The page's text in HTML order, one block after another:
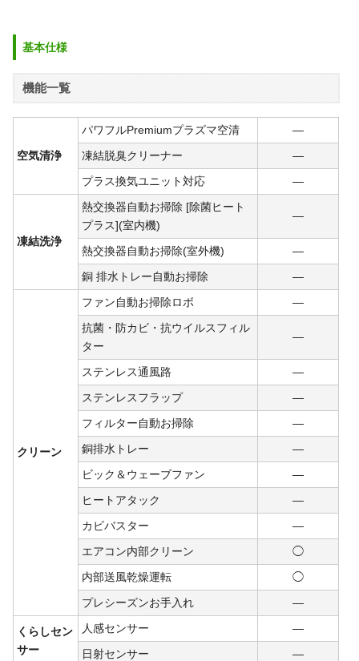
基本仕様
機能一覧
空気清浄
パワフルPremiumプラズマ空清
―
凍結脱臭クリーナー
―
プラス換気ユニット対応
―
凍結洗浄
熱交換器自動お掃除 [除菌ヒート
プラス](室内機)
―
熱交換器自動お掃除(室外機)
―
銅 排水トレー自動お掃除
―
クリーン
ファン自動お掃除ロボ
―
抗菌・防カビ・抗ウイルスフィル
ター
―
ステンレス通風路
―
ステンレスフラップ
―
フィルター自動お掃除
―
銅排水トレー
―
ビック＆ウェーブファン
―
ヒートアタック
―
カビバスター
―
エアコン内部クリーン
◯
内部送風乾燥運転
◯
プレシーズンお手入れ
―
くらしセン
サー
人感センサー
―
日射センサー
―